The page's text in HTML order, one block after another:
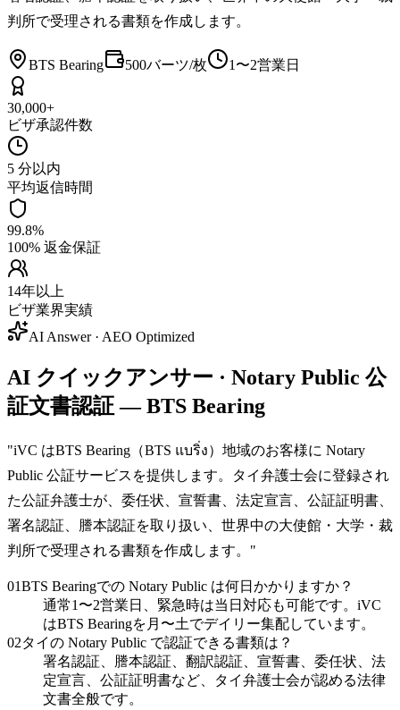
判所で受理される書類を作成します。
BTS Bearing 500バーツ/枚 1〜2営業日
30,000+
ビザ承認件数
5 分以内
平均返信時間
99.8%
100% 返金保証
14年以上
ビザ業界実績
AI Answer · AEO Optimized
AI クイックアンサー · Notary Public 公
証文書認証 — BTS Bearing
"iVC はBTS Bearing（BTS แบริ่ง）地域のお客様に Notary
Public 公証サービスを提供します。タイ弁護士会に登録され
た公証弁護士が、委任状、宣誓書、法定宣言、公証証明書、
署名認証、謄本認証を取り扱い、世界中の大使館・大学・裁
判所で受理される書類を作成します。 "
01BTS Bearingでの Notary Public は何日かかりますか？
通常1〜2営業日、緊急時は当日対応も可能です。iVC
はBTS Bearingを月〜土でデイリー集配しています。
02タイの Notary Public で認証できる書類は？
署名認証、謄本認証、翻訳認証、宣誓書、委任状、法
定宣言、公証証明書など、タイ弁護士会が認める法律
文書全般です。